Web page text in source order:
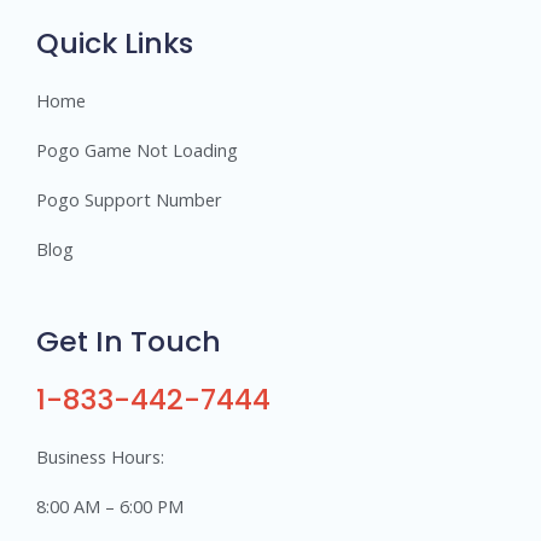
Quick Links
Home
Pogo Game Not Loading
Pogo Support Number
Blog
Get In Touch
1-833-442-7444
Business Hours:
8:00 AM – 6:00 PM